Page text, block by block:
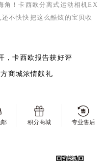
角！卡西欧分离式运动相机EX
还不快快把这么酷炫的宝贝收
，卡西欧报告获好评
商城浓情献礼
积分商城 专业售后